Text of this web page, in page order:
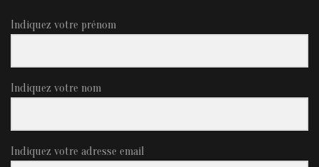
Indiquez votre prénom
Indiquez votre nom
Indiquez votre adresse email